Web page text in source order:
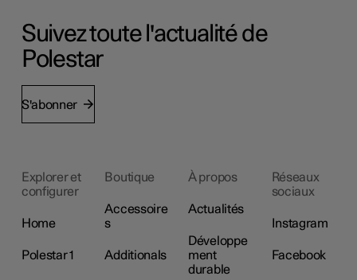
Suivez toute l'actualité de
Polestar
S'abonner
Explorer et
configurer
Home
Polestar 1
Boutique
Accessoire
s
Additionals
À propos
Actualités
Développe
ment
durable
Réseaux
sociaux
Instagram
Facebook